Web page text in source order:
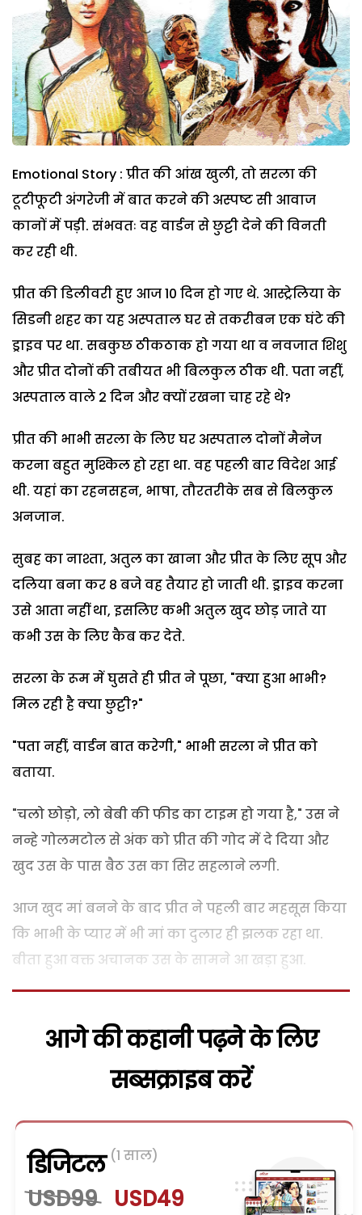
Emotional Story : प्रीत की आंख खुली, तो सरला की
टूटीफूटी अंगरेजी में बात करने की अस्पष्ट सी आवाज
कानों में पड़ी. संभवतः वह वार्डन से छुट्टी देने की विनती
कर रही थी.
प्रीत की डिलीवरी हुए आज 10 दिन हो गए थे. आस्ट्रेलिया के
सिडनी शहर का यह अस्पताल घर से तकरीबन एक घंटे की
ड्राइव पर था. सबकुछ ठीकठाक हो गया था व नवजात शिशु
और प्रीत दोनों की तबीयत भी बिलकुल ठीक थी. पता नहीं,
अस्पताल वाले 2 दिन और क्यों रखना चाह रहे थे?
प्रीत की भाभी सरला के लिए घर अस्पताल दोनों मैनेज
करना बहुत मुश्किल हो रहा था. वह पहली बार विदेश आई
थी. यहां का रहनसहन, भाषा, तौरतरीके सब से बिलकुल
अनजान.
सुबह का नाश्ता, अतुल का खाना और प्रीत के लिए सूप और
दलिया बना कर 8 बजे वह तैयार हो जाती थी. ड्राइव करना
उसे आता नहीं था, इसलिए कभी अतुल खुद छोड़ जाते या
कभी उस के लिए कैब कर देते.
सरला के रूम में घुसते ही प्रीत ने पूछा, "क्या हुआ भाभी?
मिल रही है क्या छुट्टी?"
"पता नहीं, वार्डन बात करेगी," भाभी सरला ने प्रीत को
बताया.
"चलो छोड़ो, लो बेबी की फीड का टाइम हो गया है," उस ने
नन्हे गोलमटोल से अंक को प्रीत की गोद में दे दिया और
खुद उस के पास बैठ उस का सिर सहलाने लगी.
आज खुद मां बनने के बाद प्रीत ने पहली बार महसूस किया
कि भाभी के प्यार में भी मां का दुलार ही झलक रहा था.
बीता हुआ वक्त अचानक उस के सामने आ खड़ा हुआ.
आगे की कहानी पढ़ने के लिए
सब्सक्राइब करें
डिजिटल (1 साल)
USD99 USD49